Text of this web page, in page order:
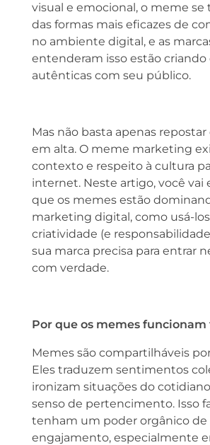
visual e emocional, o meme
das formas mais eficazes de
no ambiente digital, e as
entenderam isso estão criando
autênticas com seu público.
Mas não basta apenas
em alta. O meme marketing
contexto e respeito à cultura
internet. Neste artigo, você vai
que os memes estão
marketing digital, como usá-
criatividade (e
sua marca precisa para entrar
com verdade.
Por que os memes funcionam
Memes são compartilháveis
Eles traduzem sentimentos
ironizam situações do
senso de pertencimento. Isso
tenham um poder orgânico de
engajamento, especialmente